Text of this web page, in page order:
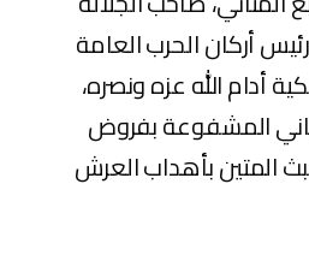
أركان الحرب العامة
أدام الله عزه ونصره،
المشفوعة بفروض
المتين بأهداب العرش